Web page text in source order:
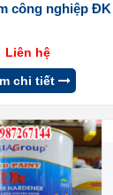
công nghiệp ĐK
Liên hệ
chi tiết